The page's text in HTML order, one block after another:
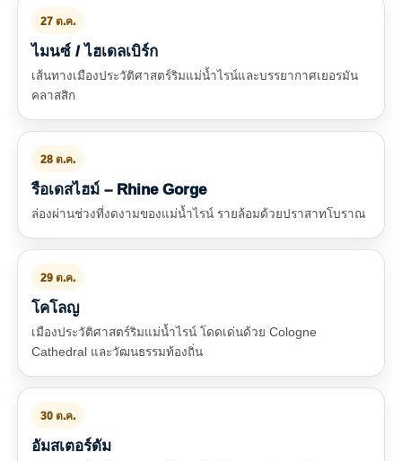
27 ต.ค.
ไมนซ์ / ไฮเดลเบิร์ก
เส้นทางเมืองประวัติศาสตร์ริมแม่น้ำไรน์และบรรยากาศเยอรมัน
คลาสสิก
28 ต.ค.
รือเดสไฮม์ – Rhine Gorge
ล่องผ่านช่วงที่งดงามของแม่น้ำไรน์ รายล้อมด้วยปราสาทโบราณ
29 ต.ค.
โคโลญ
เมืองประวัติศาสตร์ริมแม่น้ำไรน์ โดดเด่นด้วย Cologne
Cathedral และวัฒนธรรมท้องถิ่น
30 ต.ค.
อัมสเตอร์ดัม